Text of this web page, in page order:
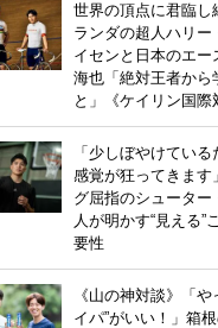
世界の頂点に君臨し
ランダの超人ハリー
イセンと日本のエー
海也「絶対王者から
と」《ケイリン国
「少しぼやけている
感覚が狂ってきます
グ屈指のシューター
人が明かす“見える”
要性
《山の神対談》「や
イパ”がいい！」箱